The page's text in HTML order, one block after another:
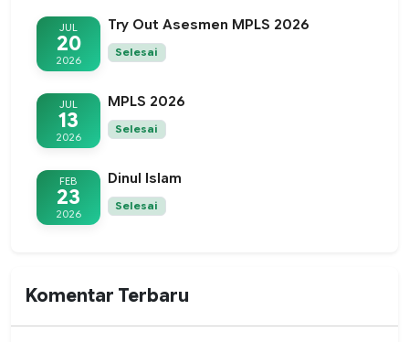
JUL
20
2026
Try Out Asesmen MPLS 2026
Selesai
JUL
13
2026
MPLS 2026
Selesai
FEB
23
2026
Dinul Islam
Selesai
Komentar Terbaru